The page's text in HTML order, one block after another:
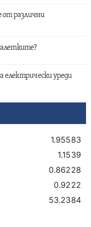
от различни
електрически уреди
1.95583
1.1539
0.86228
0.9222
53.2384